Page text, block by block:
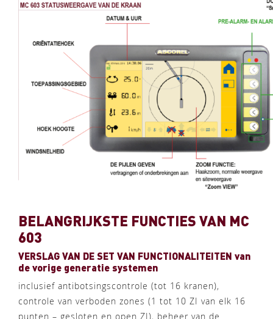
BELANGRIJKSTE FUNCTIES VAN MC
603
VERSLAG VAN DE SET VAN FUNCTIONALITEITEN van
de vorige generatie systemen
inclusief antibotsingscontrole (tot 16 kranen),
controle van verboden zones (1 tot 10 ZI van elk 16
punten – gesloten en open ZI), beheer van de